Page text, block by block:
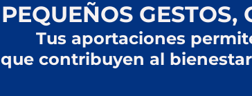
PEQUEÑOS
Tus aportaciones
​que contribuyen al